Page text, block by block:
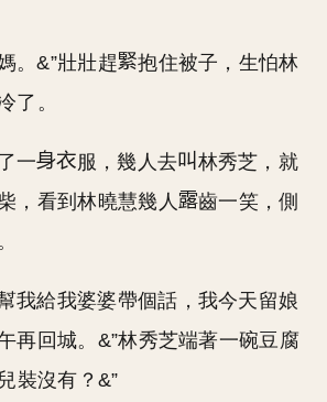
。&”壯壯趕
抱住被子，生怕林
了。
一 服，幾人去
林秀芝，就
，看到林曉慧幾人
齒一笑，側
我給我婆婆帶個話，我今天留娘
再回城。&”林秀芝端著一碗豆腐
裝沒有？&”